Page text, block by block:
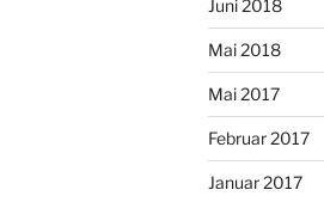
Juni 2018
Mai 2018
Mai 2017
Februar 2017
Januar 2017